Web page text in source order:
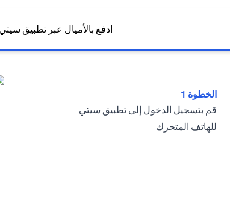
ادفع بالأميال عبر تطبيق
الخطوة 1
قم بتسجيل الدخول إلى تطبيق سيتي
للهاتف المتحرك